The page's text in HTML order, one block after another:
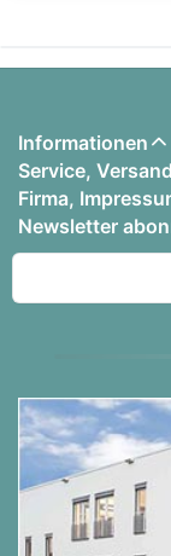
Informationen
Service,
Firma,
Newsletter